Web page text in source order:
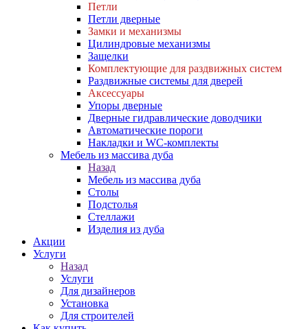
Петли
Петли дверные
Замки и механизмы
Цилиндровые механизмы
Защелки
Комплектующие для раздвижных систем
Раздвижные системы для дверей
Аксессуары
Упоры дверные
Дверные гидравлические доводчики
Автоматические пороги
Накладки и WC-комплекты
Мебель из массива дуба
Назад
Мебель из массива дуба
Столы
Подстолья
Стеллажи
Изделия из дуба
Акции
Услуги
Назад
Услуги
Для дизайнеров
Установка
Для строителей